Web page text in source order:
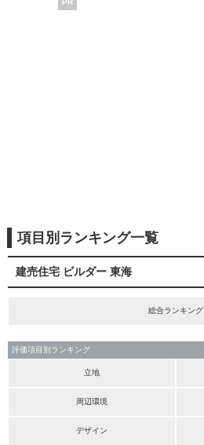
PR
項目別ランキング一覧
建売住宅 ビルダー 東海
総合ランキング
評価項目別ランキング
立地
周辺環境
デザイン